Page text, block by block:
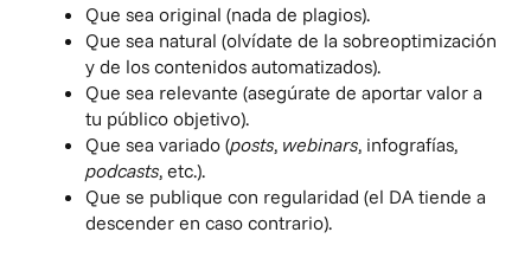
Que sea original (nada de plagios).
Que sea natural (olvídate de la sobreoptimización
y de los contenidos automatizados).
Que sea relevante (asegúrate de aportar valor a
tu público objetivo).
Que sea variado (posts, webinars, infografías,
podcasts, etc.).
Que se publique con regularidad (el DA tiende a
descender en caso contrario).